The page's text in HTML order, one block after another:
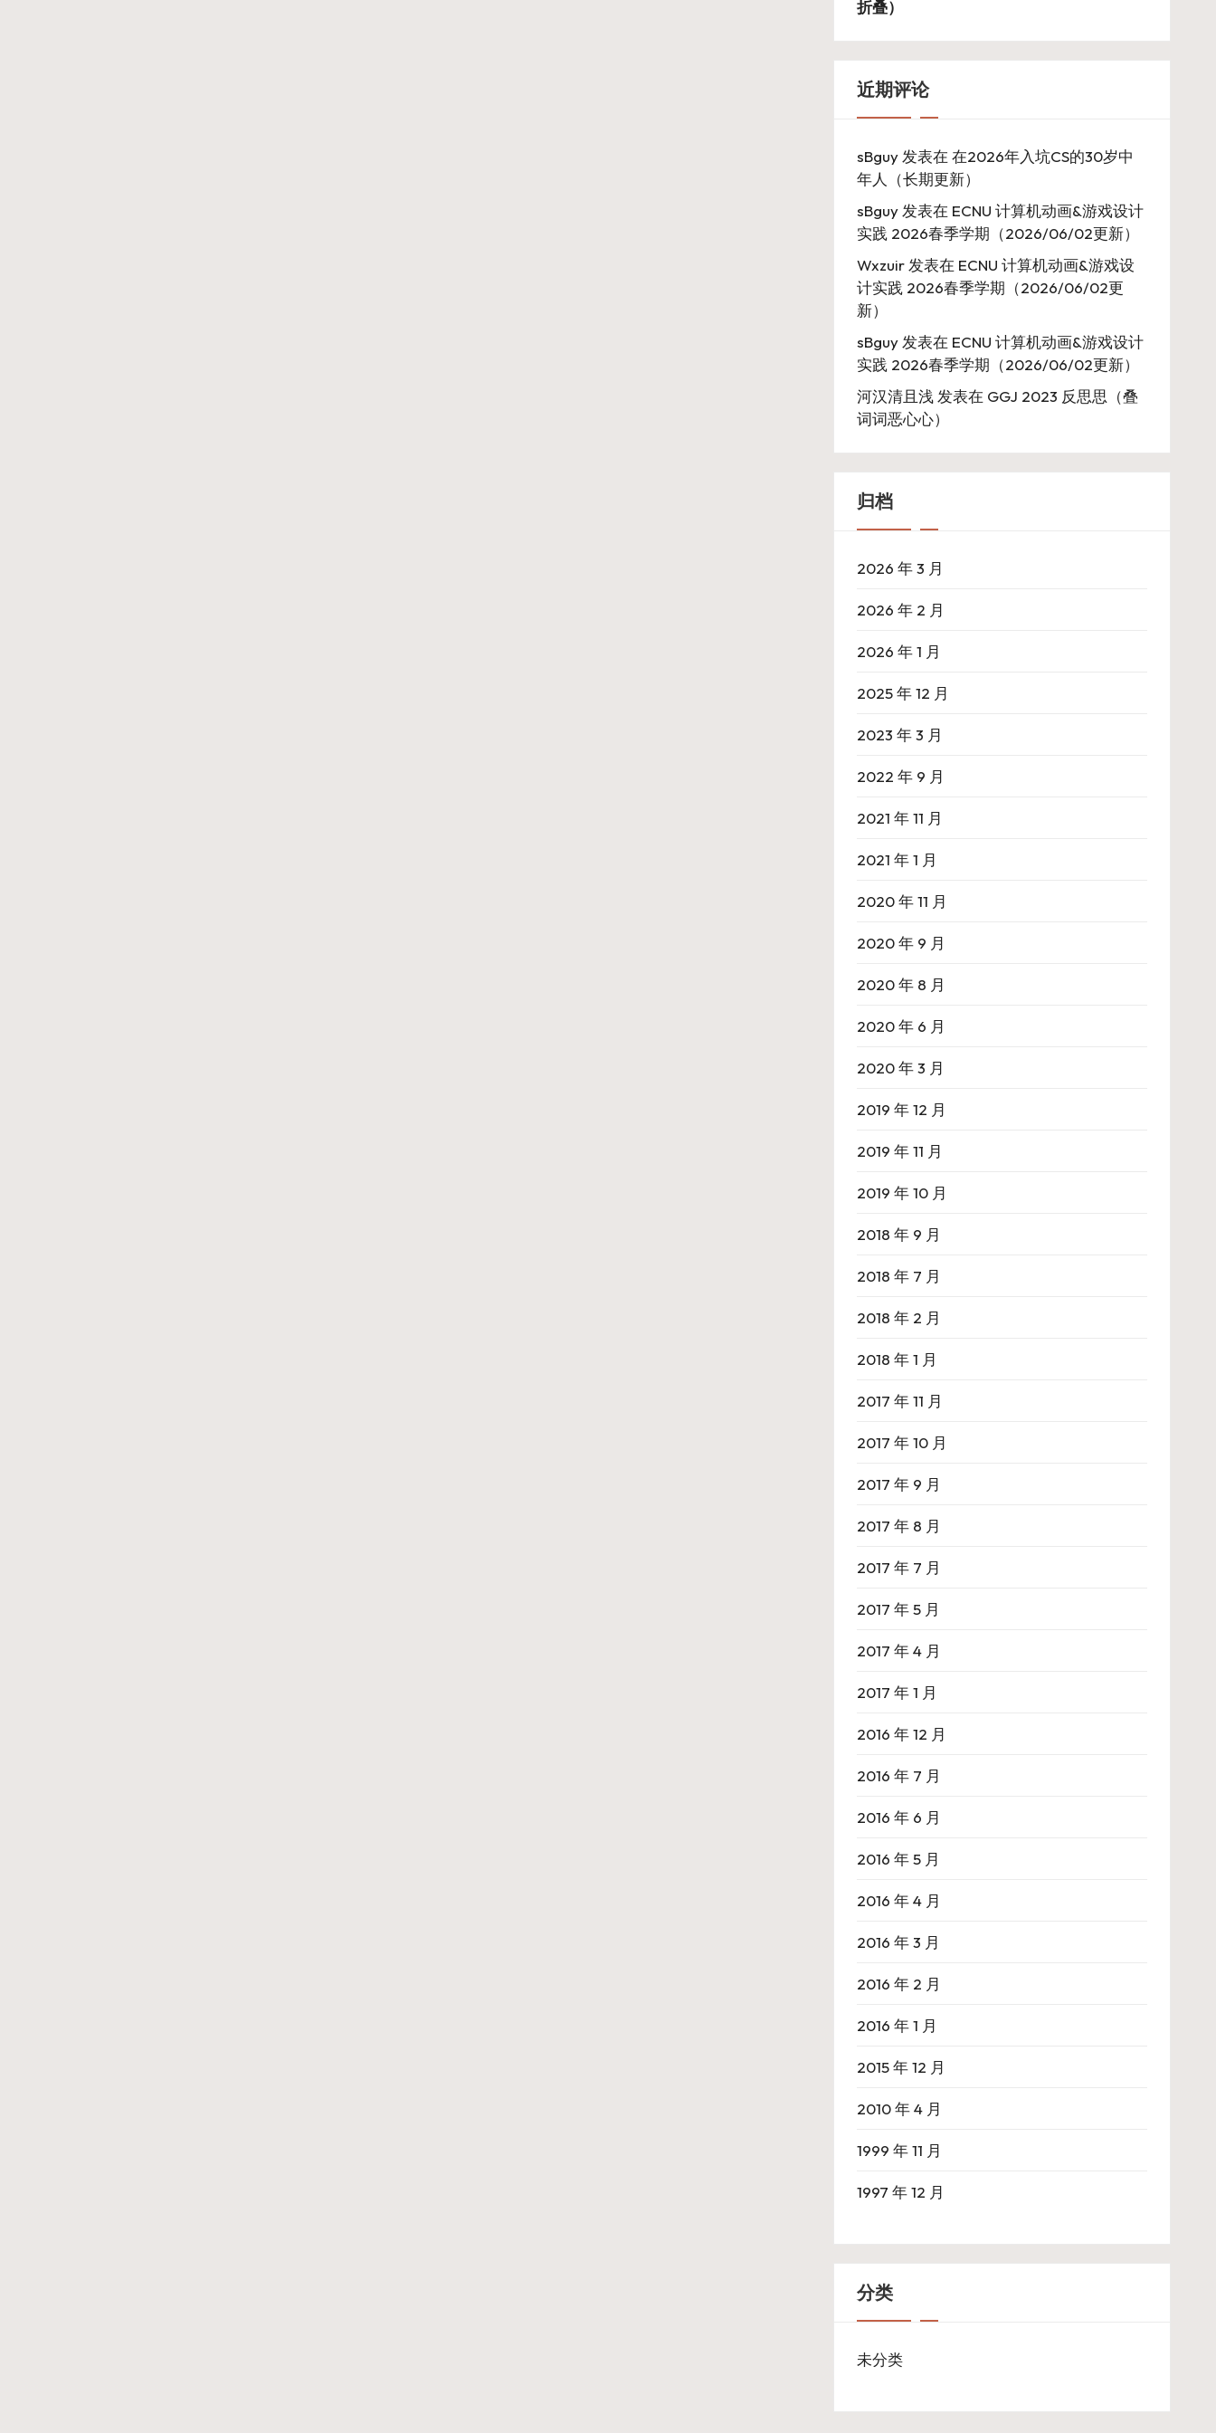
折叠）
近期评论
sBguy发表在 在2026年入坑CS的30岁中
年人（长期更新）
sBguy发表在 ECNU 计算机动画&游戏设计
实践 2026春季学期（2026/06/02更新）
Wxzuir发表在 ECNU 计算机动画&游戏设
计实践 2026春季学期（2026/06/02更
新）
sBguy发表在 ECNU 计算机动画&游戏设计
实践 2026春季学期（2026/06/02更新）
河汉清且浅发表在 GGJ 2023 反思思（叠
词词恶心心）
归档
2026 年 3 月
2026 年 2 月
2026 年 1 月
2025 年 12 月
2023 年 3 月
2022 年 9 月
2021 年 11 月
2021 年 1 月
2020 年 11 月
2020 年 9 月
2020 年 8 月
2020 年 6 月
2020 年 3 月
2019 年 12 月
2019 年 11 月
2019 年 10 月
2018 年 9 月
2018 年 7 月
2018 年 2 月
2018 年 1 月
2017 年 11 月
2017 年 10 月
2017 年 9 月
2017 年 8 月
2017 年 7 月
2017 年 5 月
2017 年 4 月
2017 年 1 月
2016 年 12 月
2016 年 7 月
2016 年 6 月
2016 年 5 月
2016 年 4 月
2016 年 3 月
2016 年 2 月
2016 年 1 月
2015 年 12 月
2010 年 4 月
1999 年 11 月
1997 年 12 月
分类
未分类